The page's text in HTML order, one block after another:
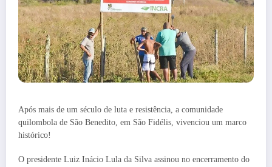
Após mais de um século de luta e resistência, a comunidade
quilombola de São Benedito, em São Fidélis, vivenciou um marco
histórico!
O presidente Luiz Inácio Lula da Silva assinou no encerramento do